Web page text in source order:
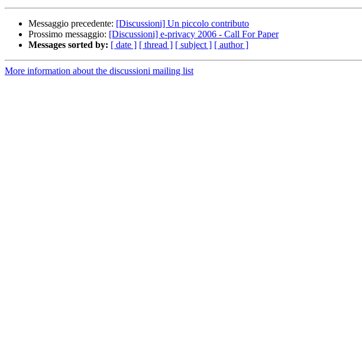
Messaggio precedente: [Discussioni] Un piccolo contributo
Prossimo messaggio: [Discussioni] e-privacy 2006 - Call For Paper
Messages sorted by: [ date ] [ thread ] [ subject ] [ author ]
More information about the discussioni mailing list